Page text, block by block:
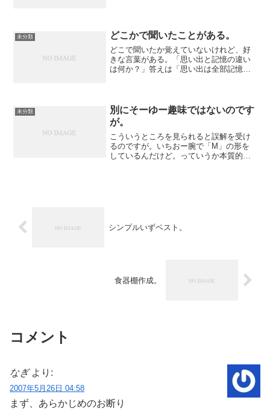
しかも「ベンティ」っての...
未分類 どこかで聞いたことがある。
どこで聞いたか覚えていないけれど、好
きな言葉がある。「思い出と記憶の違い
は何か？」答えは「思い出は全部記憶し
未分類
別にそーゆー趣味ではないのです
が。
こういうところを見られると誤解を受け
るのですが。いちおー腕で「M」の形を
しているんだけど。っていうか本質的に
シンプルいずベスト。
食器棚作成。
コメント
なぎ より:
2007年5月26日 04:58
まず、あらかじめのお断り